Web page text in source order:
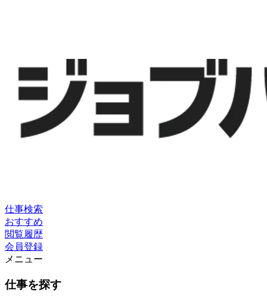
仕事検索
おすすめ
閲覧履歴
会員登録
メニュー
仕事を探す